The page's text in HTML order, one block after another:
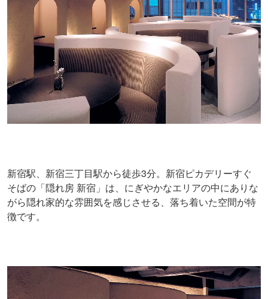
新宿駅、新宿三丁目駅から徒歩3分。新宿ピカデリーすぐ
そばの「隠れ房 新宿」は、にぎやかなエリアの中にありな
がら隠れ家的な雰囲気を感じさせる、落ち着いた空間が特
徴です。